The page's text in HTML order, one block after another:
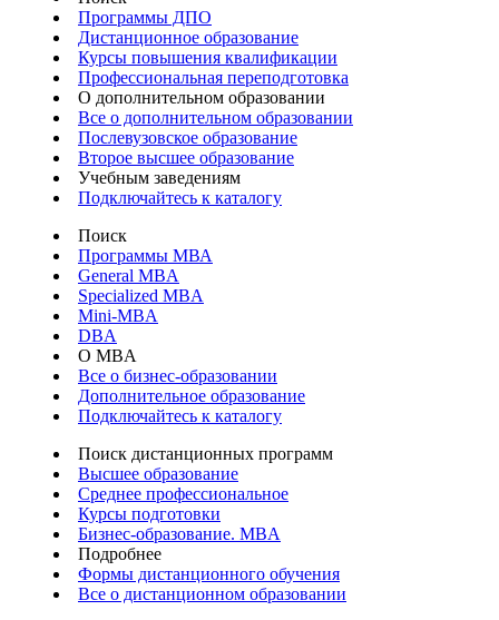
Программы ДПО
Дистанционное образование
Курсы повышения квалификации
Профессиональная переподготовка
О дополнительном образовании
Все о дополнительном образовании
Послевузовское образование
Второе высшее образование
Учебным заведениям
Подключайтесь к каталогу
Поиск
Программы МВА
General MBA
Specialized MBA
Mini-MBA
DBA
О MBA
Все о бизнес-образовании
Дополнительное образование
Подключайтесь к каталогу
Поиск дистанционных программ
Высшее образование
Среднее профессиональное
Курсы подготовки
Бизнес-образование. MBA
Подробнее
Формы дистанционного обучения
Все о дистанционном образовании